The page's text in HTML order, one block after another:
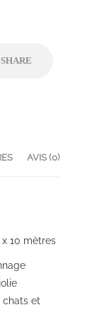
SHARE
AVIS (0)
x 10 mètres
et